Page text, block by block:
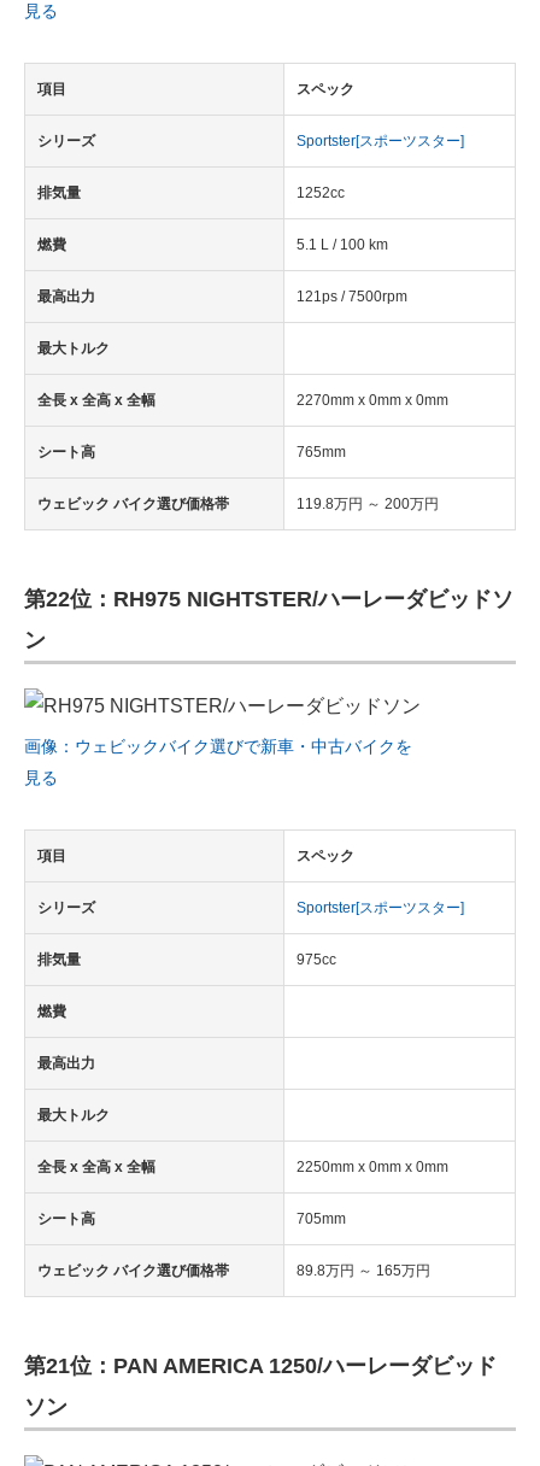
見る
項目 スペック
シリーズ Sportster[スポーツスター]
排気量 1252cc
燃費 5.1 L / 100 km
最高出力 121ps / 7500rpm
最大トルク
全長 x 全高 x 全幅 2270mm x 0mm x 0mm
シート高 765mm
ウェビック バイク選び価格帯 119.8万円 ～ 200万円
第22位：RH975 NIGHTSTER/ハーレーダビッドソ
ン
画像：ウェビックバイク選びで新車・中古バイクを
見る
項目 スペック
シリーズ Sportster[スポーツスター]
排気量 975cc
燃費
最高出力
最大トルク
全長 x 全高 x 全幅 2250mm x 0mm x 0mm
シート高 705mm
ウェビック バイク選び価格帯 89.8万円 ～ 165万円
第21位：PAN AMERICA 1250/ハーレーダビッド
ソン